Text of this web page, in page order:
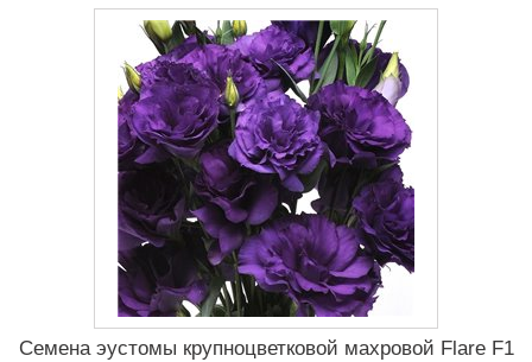
Семена эустомы крупноцветковой махровой Flare F1